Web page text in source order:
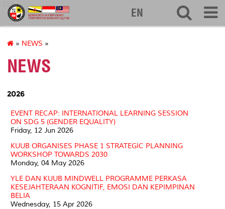
127
EN
» NEWS »
NEWS
2026
EVENT RECAP: INTERNATIONAL LEARNING SESSION
ON SDG 5 (GENDER EQUALITY)
Friday, 12 Jun 2026
KUUB ORGANISES PHASE 1 STRATEGIC PLANNING
WORKSHOP TOWARDS 2030
Monday, 04 May 2026
YLE DAN KUUB MINDWELL PROGRAMME PERKASA
KESEJAHTERAAN KOGNITIF, EMOSI DAN KEPIMPINAN
BELIA
Wednesday, 15 Apr 2026